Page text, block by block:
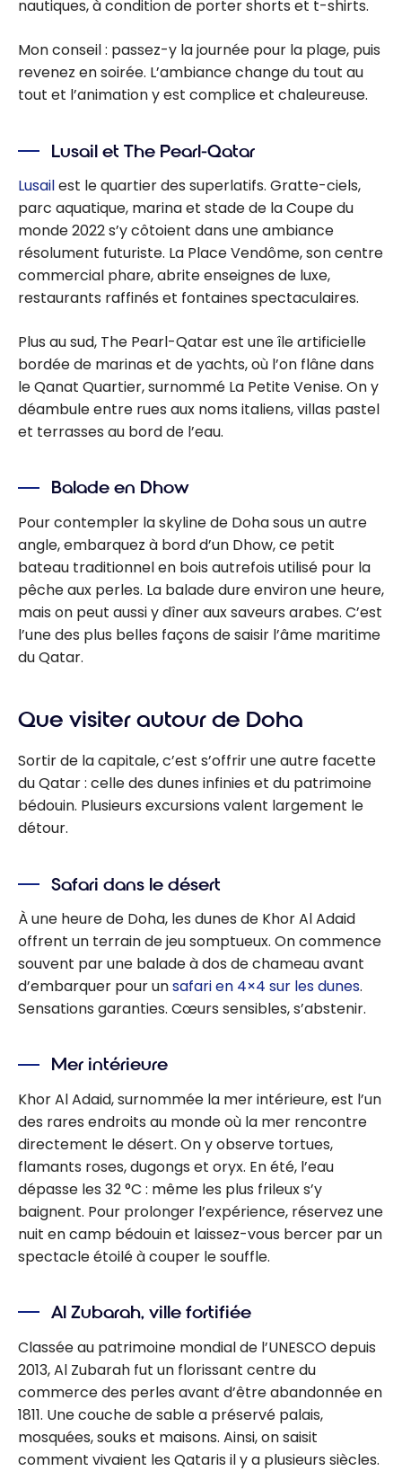
nautiques, à condition de porter shorts et t-shirts.
Mon conseil : passez-y la journée pour la plage, puis
revenez en soirée. L’ambiance change du tout au
tout et l’animation y est complice et chaleureuse.
Lusail et The Pearl-Qatar
Lusailest le quartier des superlatifs. Gratte-ciels,
parc aquatique, marina et stade de la Coupe du
monde 2022 s’y côtoient dans une ambiance
résolument futuriste. La Place Vendôme, son centre
commercial phare, abrite enseignes de luxe,
restaurants raffinés et fontaines spectaculaires.
Plus au sud, The Pearl-Qatar est une île artificielle
bordée de marinas et de yachts, où l’on flâne dans
le Qanat Quartier, surnommé La Petite Venise. On y
déambule entre rues aux noms italiens, villas pastel
et terrasses au bord de l’eau.
Balade en Dhow
Pour contempler la skyline de Doha sous un autre
angle, embarquez à bord d’un Dhow, ce petit
bateau traditionnel en bois autrefois utilisé pour la
pêche aux perles. La balade dure environ une heure,
mais on peut aussi y dîner aux saveurs arabes. C’est
l’une des plus belles façons de saisir l’âme maritime
du Qatar.
Que visiter autour de Doha
Sortir de la capitale, c’est s’offrir une autre facette
du Qatar : celle des dunes infinies et du patrimoine
bédouin. Plusieurs excursions valent largement le
détour.
Safari dans le désert
À une heure de Doha, les dunes de Khor Al Adaid
offrent un terrain de jeu somptueux. On commence
souvent par une balade à dos de chameau avant
d’embarquer pour unsafari en 4×4 sur les dunes.
Sensations garanties. Cœurs sensibles, s’abstenir.
Mer intérieure
Khor Al Adaid, surnommée la mer intérieure, est l’un
des rares endroits au monde où la mer rencontre
directement le désert. On y observe tortues,
flamants roses, dugongs et oryx. En été, l’eau
dépasse les 32 °C : même les plus frileux s’y
baignent. Pour prolonger l’expérience, réservez une
nuit en camp bédouin et laissez-vous bercer par un
spectacle étoilé à couper le souffle.
Al Zubarah, ville fortifiée
Classée au patrimoine mondial de l’UNESCO depuis
2013, Al Zubarah fut un florissant centre du
commerce des perles avant d’être abandonnée en
1811. Une couche de sable a préservé palais,
mosquées, souks et maisons. Ainsi, on saisit
comment vivaient les Qataris il y a plusieurs siècles.